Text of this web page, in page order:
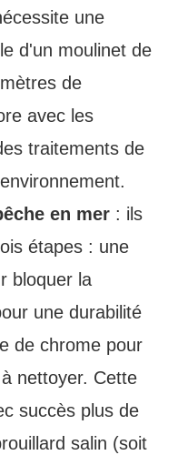
une
d'un moulinet de
de
avec les
traitements de
en mer: ils
étapes : une
bloquer la
une durabilité
de chrome pour
nettoyer. Cette
succès plus de
salin (soit